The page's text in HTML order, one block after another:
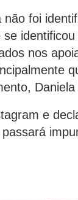
foi
nos
e